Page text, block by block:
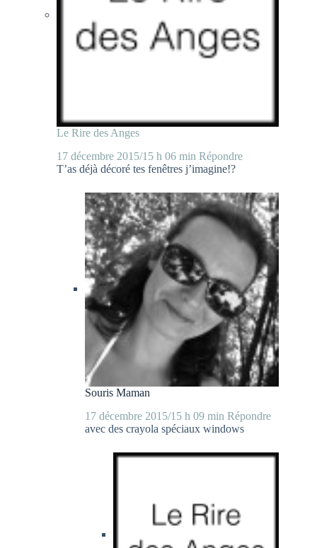
Le Rire des Anges
17 décembre 2015/15 h 06 min Répondre
T’as déjà décoré tes fenêtres j’imagine!?
Souris Maman
17 décembre 2015/15 h 09 min Répondre
avec des crayola spéciaux windows